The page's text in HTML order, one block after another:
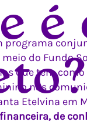
é
programa
do Fundo
que tem
nas
Etelvina em
de